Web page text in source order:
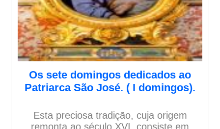
Os sete domingos dedicados ao
Patriarca São José. ( I domingos).
Esta preciosa tradição, cuja origem
remonta ao século XVI, consiste em